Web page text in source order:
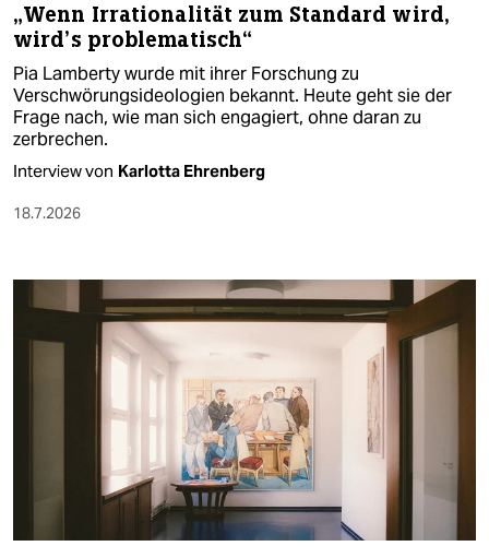
„Wenn Irrationalität zum Standard wird,
wird’s problematisch“
Pia Lamberty wurde mit ihrer Forschung zu
Verschwörungsideologien bekannt. Heute geht sie der
Frage nach, wie man sich engagiert, ohne daran zu
zerbrechen.
Interview von Karlotta Ehrenberg
18.7.2026